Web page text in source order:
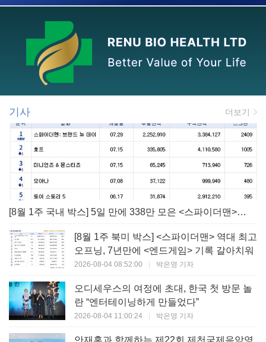
기사 더보기
[8월 1주 국내 박스] 5일 만에 338만 모은 <스파이더맨> 극장가 235% 대반등, <호프>는 400만 돌파
[8월 1주 북미 박스] <스파이더맨> 역대 최고
오프닝, 7년만에 <엔드게임> 기록 갈아치워
2026-08-04 08:52:00 | 박은영 기자
오디세우스의 여정에 초대, 한국 첫 방문 놀
란 “엔터테이닝하게 만들었다”
2026-08-04 11:00:24 | 박은영 기자
안재홍과 함께하는 제22회 제천국제음악영